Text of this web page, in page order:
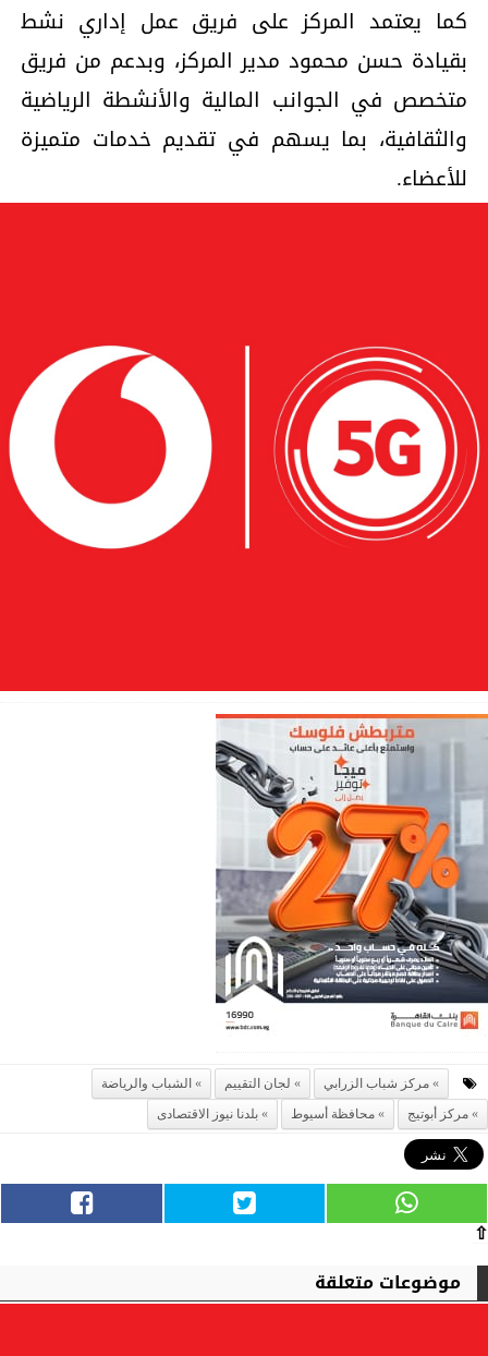
كما يعتمد المركز على فريق عمل إداري نشط
بقيادة حسن محمود مدير المركز، وبدعم من فريق
متخصص في الجوانب المالية والأنشطة الرياضية
والثقافية، بما يسهم في تقديم خدمات متميزة
للأعضاء.
مركز شباب الزرابي لجان التقييم
الشباب والرياضة
مركز أبوتيج
محافظة أسيوط بلدنا نيوز الاقتصادى
⇧
موضوعات متعلقة